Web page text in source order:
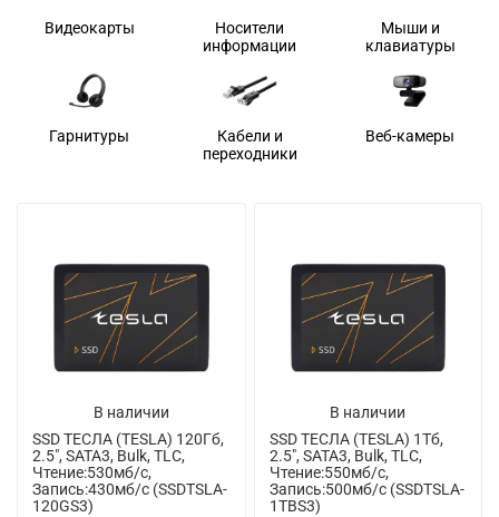
Видеокарты
Носители
информации
Мыши и
клавиатуры
Гарнитуры
Кабели и
переходники
Веб-камеры
В наличии
SSD ТЕСЛА (TESLA) 120Гб,
2.5", SATA3, Bulk, TLC,
Чтение:530мб/с,
Запись:430мб/с (SSDTSLA-
120GS3)
В наличии
SSD ТЕСЛА (TESLA) 1Тб,
2.5", SATA3, Bulk, TLC,
Чтение:550мб/с,
Запись:500мб/с (SSDTSLA-
1TBS3)